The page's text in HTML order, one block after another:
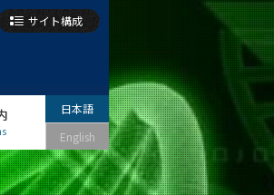
サイト構成
日本語
English